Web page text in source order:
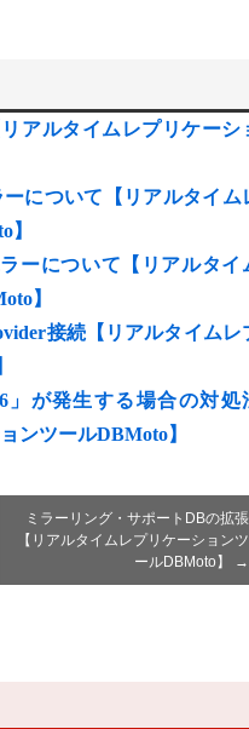
アルタイムレプリケーシ
について【リアルタイム
】
ーについて【リアルタイ
】
接続【リアルタイムレ
」が発生する場合の対処
ンツールDBMoto】
ミラーリング・サポートDBの拡張
【リアルタイムレプリケーションツ
ールDBMoto】
→